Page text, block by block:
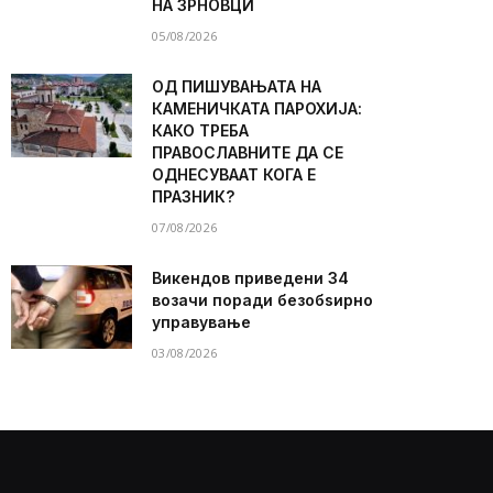
НА ЗРНОВЦИ
05/08/2026
ОД ПИШУВАЊАТА НА
КАМЕНИЧКАТА ПАРОХИЈА:
КАКО ТРЕБА
ПРАВОСЛАВНИТЕ ДА СЕ
ОДНЕСУВААТ КОГА Е
ПРАЗНИК?
07/08/2026
Викендов приведени 34
возачи поради безобѕирно
управување
03/08/2026